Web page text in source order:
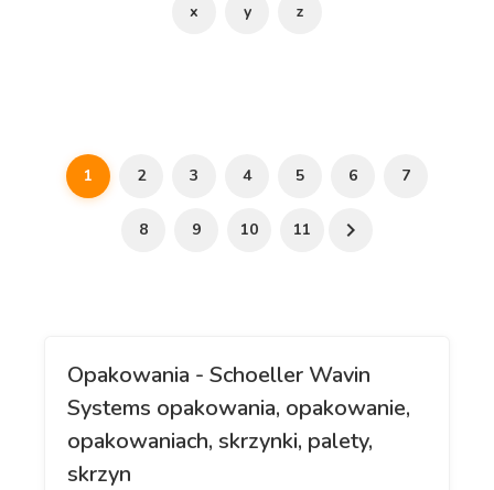
x y z
1 2 3 4 5 6 7
8 9 10 11
Opakowania - Schoeller Wavin
Systems opakowania, opakowanie,
opakowaniach, skrzynki, palety,
skrzyn